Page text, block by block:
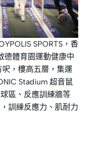
SPORTS，香
德體育園運動健康中
，樓高五層，集運
Stadium 超音鼠
區、反應訓練牆等
訓練反應力、肌耐力